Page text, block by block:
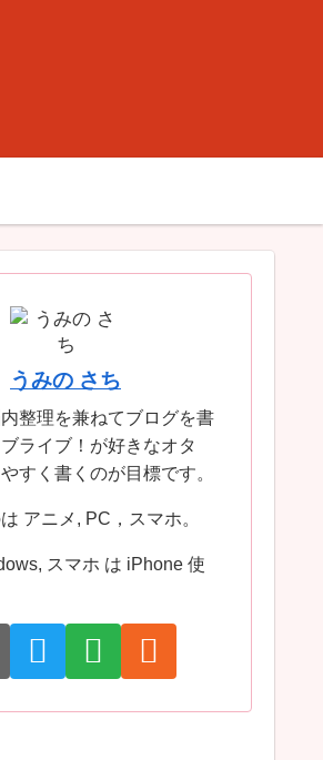
うみの さち
整理を兼ねてブログを書
ライブ！が好きなオタ
すく書くのが目標です。
アニメ, PC，スマホ。
スマホ は iPhone 使